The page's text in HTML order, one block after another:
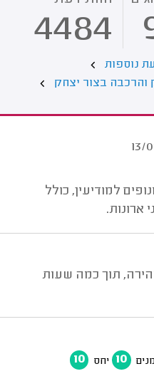
4484
נוספות
והרכבה בצור יצחק
13/
למודיעין, כולל
ארונות.
תוך כמה שעות
10 יחס 10